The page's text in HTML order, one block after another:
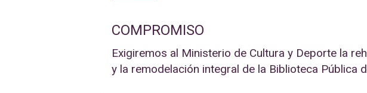
COMPROMISO
Exigiremos al Ministerio de Cultura y Deporte la
y la remodelación integral de la Biblioteca Pública